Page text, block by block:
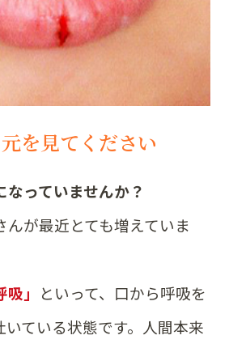
を見てください
なっていませんか？
んが最近とても増えていま
吸」 といって、口から呼吸を
いている状態です。人間本来